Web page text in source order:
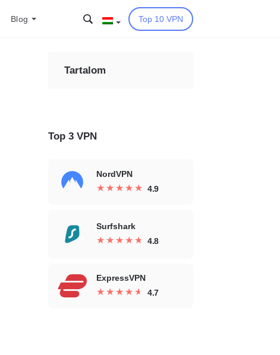
Blog Top 10 VPN
Tartalom
Top 3 VPN
NordVPN
★ ★ ★ ★ ★
★ ★ ★ ★ ★ 4.9
Surfshark
★ ★ ★ ★ ★
★ ★ ★ ★ ★ 4.8
ExpressVPN
★ ★ ★ ★ ★
★ ★ ★ ★ ★ 4.7